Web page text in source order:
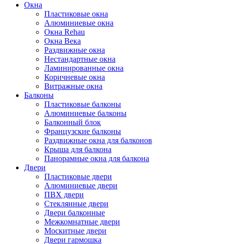
Окна
Пластиковые окна
Алюминиевые окна
Окна Rehau
Окна Века
Раздвижные окна
Нестандартные окна
Ламинированные окна
Коричневые окна
Витражные окна
Балконы
Пластиковые балконы
Алюминиевые балконы
Балконный блок
Французские балконы
Раздвижные окна для балконов
Крыша для балкона
Панорамные окна для балкона
Двери
Пластиковые двери
Алюминиевые двери
ПВХ двери
Стеклянные двери
Двери балконные
Межкомнатные двери
Москитные двери
Двери гармошка